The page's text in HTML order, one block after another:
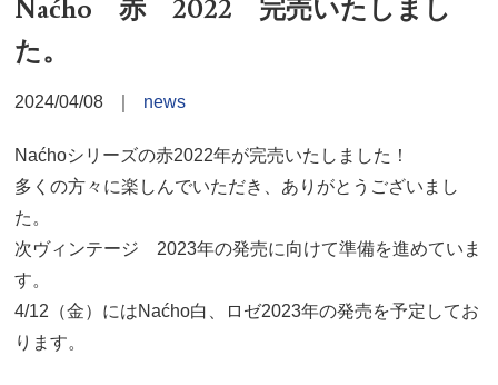
Naćho 赤 2022 完売いたしまし
た。
2024/04/08 news
Naćhoシリーズの赤2022年が完売いたしました！
多くの方々に楽しんでいただき、ありがとうございまし
た。
次ヴィンテージ 2023年の発売に向けて準備を進めていま
す。
4/12（金）にはNaćho白、ロゼ2023年の発売を予定してお
ります。